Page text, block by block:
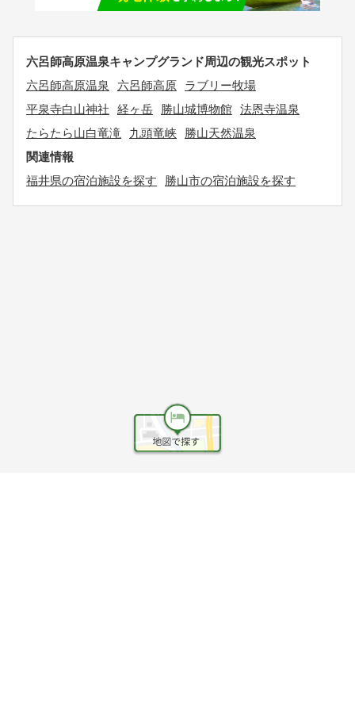
六呂師高原温泉キャンプグランド周辺の観光スポット
六呂師高原温泉
六呂師高原
ラブリー牧場
平泉寺白山神社
経ヶ岳 勝山城博物館 法恩寺温泉
たらたら山白竜滝
九頭竜峡
勝山天然温泉
関連情報
福井県の宿泊施設を探す
勝山市の宿泊施設を探す